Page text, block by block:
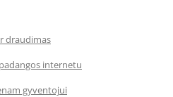
draudimas
internetu
gyventojui